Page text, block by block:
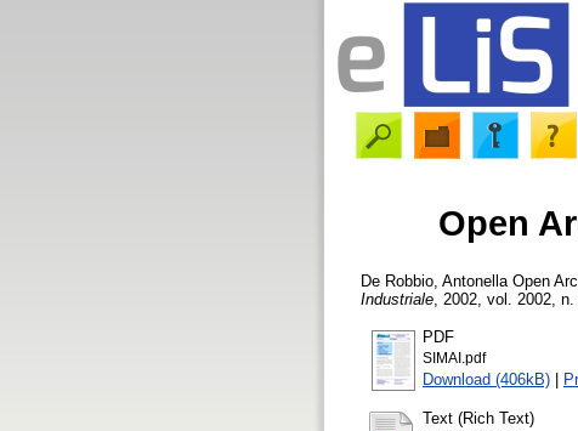
Open
De Robbio, Antonella Open
Industriale , 2002, vol. 2002,
PDF
SIMAI.pdf
Download (406kB) |
Text (Rich Text)